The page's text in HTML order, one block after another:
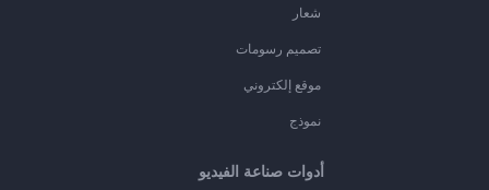
شعار
تصميم رسومات
موقع إلكتروني
نموذج
أدوات صناعة الفيديو